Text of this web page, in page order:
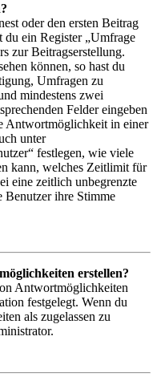
oder den ersten Beitrag
du ein Register „Umfrage
zur Beitragserstellung.
können, so hast du
Umfragen zu
mindestens zwei
Felder eingeben
Antwortmöglichkeit in einer
unter
festlegen, wie viele
kann, welches Zeitlimit für
eine zeitlich unbegrenzte
ihre Stimme
erstellen?
Antwortmöglichkeiten
festgelegt. Wenn du
als zugelassen zu